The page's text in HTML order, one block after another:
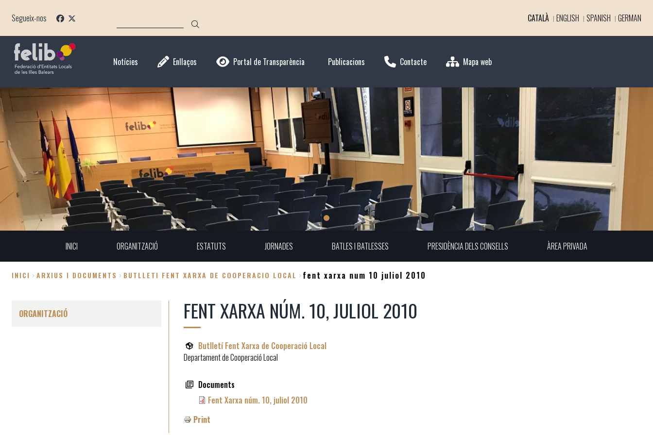
Segueix-nos CATALÀ ENGLISH SPANISH GERMAN
Notícies Enllaços Portal de Transparència Publicacions Contacte Mapa web
INICI ORGANITZACIÓ ESTATUTS JORNADES BATLES I BATLESSES PRESIDÈNCIA DELS CONSELLS ÀREA PRIVADA
d'Ariadna
INICI ARXIUS I DOCUMENTS BUTLLETI FENT XARXA DE COOPERACIO LOCAL fent xarxa num 10 juliol 2010
ORGANITZACIÓ FENT XARXA NÚM. 10, JULIOL 2010
Butlletí Fent Xarxa de Cooperació Local
Departament de Cooperació Local
Documents
Fent Xarxa núm. 10, juliol 2010
Print